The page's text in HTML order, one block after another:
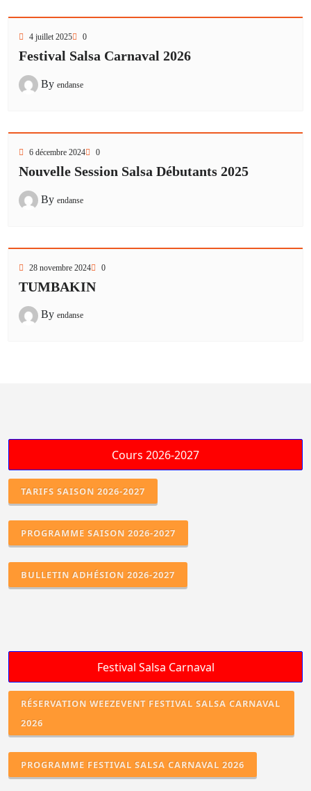
4 juillet 2025 0
Festival Salsa Carnaval 2026
By endanse
6 décembre 2024 0
Nouvelle Session Salsa Débutants 2025
By endanse
28 novembre 2024 0
TUMBAKIN
By endanse
TARIFS SAISON 2026-2027
PROGRAMME SAISON 2026-2027
BULLETIN ADHÉSION 2026-2027
RÉSERVATION WEEZEVENT FESTIVAL SALSA CARNAVAL
2026
PROGRAMME FESTIVAL SALSA CARNAVAL 2026